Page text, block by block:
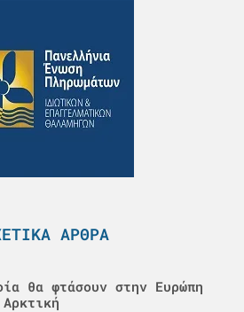
ΆΡΘΡΑ
θα φτάσουν στην Ευρώπη